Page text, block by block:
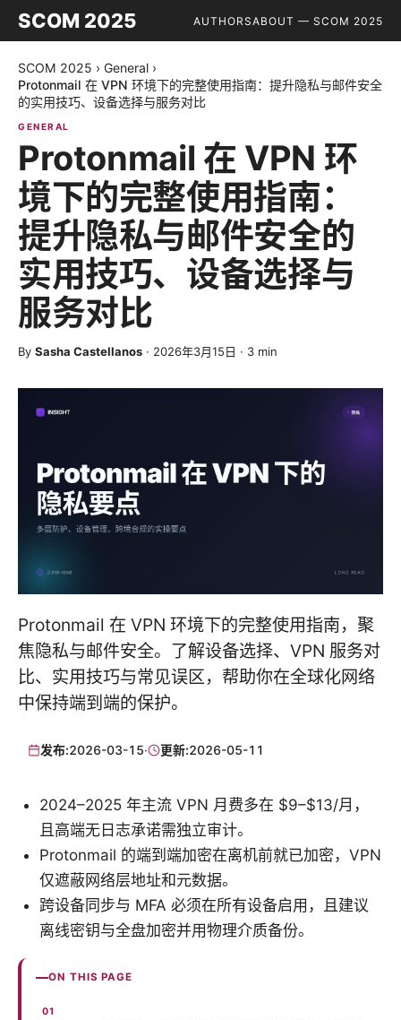
SCOM 2025 AUTHORSABOUT — SCOM 2025
SCOM 2025 › General ›
Protonmail 在 VPN 环境下的完整使用指南：提升隐私与邮件安全
的实用技巧、设备选择与服务对比
GENERAL
Protonmail 在 VPN 环
境下的完整使用指南：
提升隐私与邮件安全的
实用技巧、设备选择与
服务对比
By Sasha Castellanos · 2026年3月15日 · 3 min
Protonmail 在 VPN 环境下的完整使用指南，聚
焦隐私与邮件安全。了解设备选择、VPN 服务对
比、实用技巧与常见误区，帮助你在全球化网络
中保持端到端的保护。
发布:2026-03-15· 更新:2026-05-11
2024–2025 年主流 VPN 月费多在 $9–$13/月，
且高端无日志承诺需独立审计。
Protonmail 的端到端加密在离机前就已加密，VPN
仅遮蔽网络层地址和元数据。
跨设备同步与 MFA 必须在所有设备启用，且建议
离线密钥与全盘加密并用物理介质备份。
ON THIS PAGE